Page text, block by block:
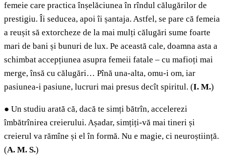
femeie care practica înșelăciunea în rîndul călugărilor de
prestigiu. Îi seducea, apoi îi șantaja. Astfel, se pare că femeia
a reușit să extorcheze de la mai mulți călugări sume foarte
mari de bani și bunuri de lux. Pe această cale, doamna asta a
schimbat accepțiunea asupra femeii fatale – cu mafioți mai
merge, însă cu călugări… Pînă una-alta, omu-i om, iar
pasiunea-i pasiune, lucruri mai presus decît spiritul. (I. M.)
● Un studiu arată că, dacă te simți bătrîn, accelerezi
îmbătrînirea creierului. Așadar, simțiți-vă mai tineri și
creierul va rămîne și el în formă. Nu e magie, ci neuroștiință.
(A. M. S.)